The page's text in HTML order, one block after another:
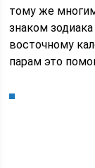
тому же
знаком
восточному
парам это